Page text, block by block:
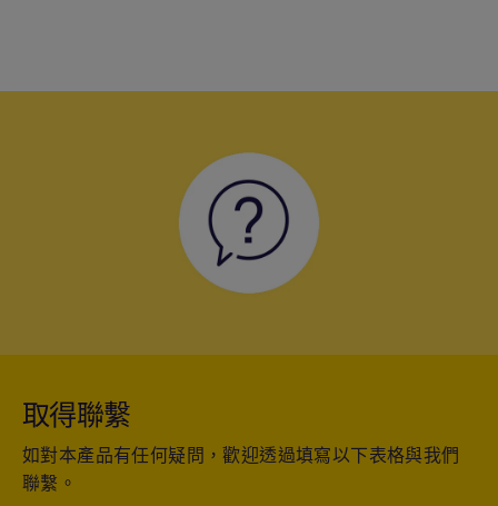
取得聯繫
如對本產品有任何疑問，歡迎透過填寫以下表格與我們
聯繫。